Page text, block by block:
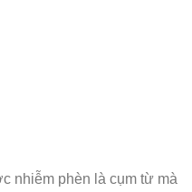
nhiễm phèn là cụm từ mà